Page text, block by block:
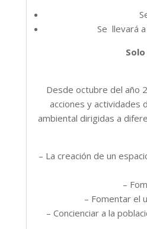
Se llevará
Desde octubre del año
acciones y actividades
ambiental dirigidas a
– La creación de un
–
– Fomentar el
– Concienciar a la